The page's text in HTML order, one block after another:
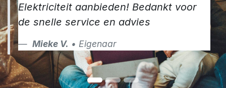
Elektriciteit aanbieden! Bedankt voor
de snelle service en advies
Mieke V. • Eigenaar